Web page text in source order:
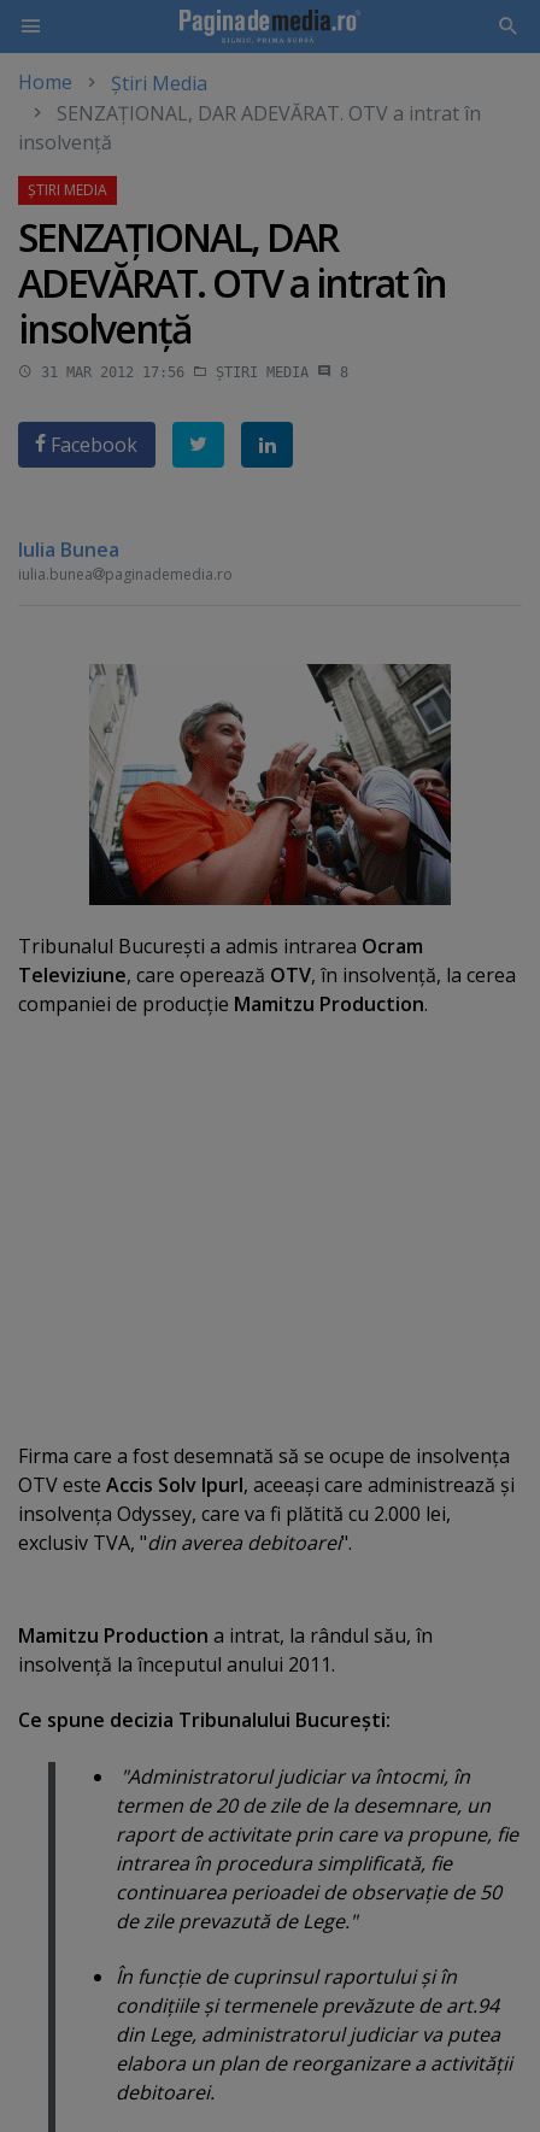
main
content
Home
Știri Media
SENZAŢIONAL, DAR ADEVĂRAT. OTV a intrat în
insolvenţă
SENZAŢIONAL, DAR
ADEVĂRAT. OTV a intrat în
insolvenţă
31 MAR 2012 17:56 ȘTIRI MEDIA 8
Facebook
Iulia Bunea
iulia.bunea paginademedia.ro
Tribunalul Bucureşti a admis intrarea Ocram
Televiziune, care operează OTV, în insolvenţă, la cerea
companiei de producţie Mamitzu Production.
Firma care a fost desemnată să se ocupe de insolvenţa
OTV este Accis Solv Ipurl, aceeaşi care administrează şi
insolvenţa Odyssey, care va fi plătită cu 2.000 lei,
exclusiv TVA, "din averea debitoarei".
Mamitzu Production a intrat, la rândul său, în
insolvenţă la începutul anului 2011.
Ce spune decizia Tribunalului Bucureşti:
"Administratorul judiciar va întocmi, în
termen de 20 de zile de la desemnare, un
raport de activitate prin care va propune, fie
intrarea în procedura simplificată, fie
continuarea perioadei de observaţie de 50
de zile prevazută de Lege."
În funcţie de cuprinsul raportului şi în
condiţiile şi termenele prevăzute de art.94
din Lege, administratorul judiciar va putea
elabora un plan de reorganizare a activităţii
debitoarei.